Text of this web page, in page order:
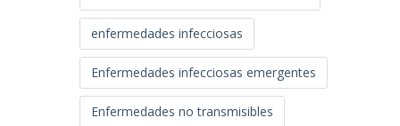
enfermedades infecciosas
Enfermedades infecciosas emergentes
Enfermedades no transmisibles